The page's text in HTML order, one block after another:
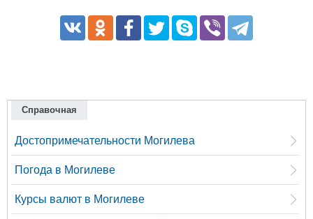
Справочная
Достопримечательности Могилева
Погода в Могилеве
Курсы валют в Могилеве